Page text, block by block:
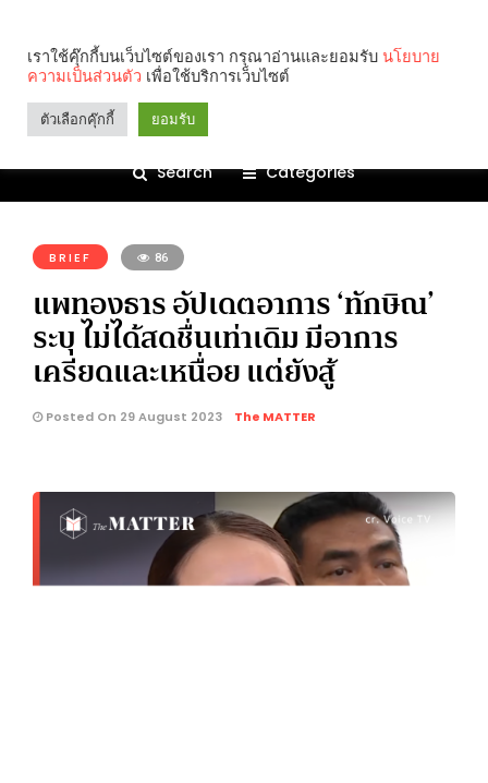
Search Categories
BRIEF 86
แพทองธาร อัปเดตอาการ ‘ทักษิณ’
ระบุ ไม่ได้สดชื่นเท่าเดิม มีอาการ
เครียดและเหนื่อย แต่ยังสู้
Posted On 29 August 2023 The MATTER
เราใช้คุ๊กกี้บนเว็บไซต์ของเรา กรุณาอ่านและยอมรับ นโยบาย
ความเป็นส่วนตัว เพื่อใช้บริการเว็บไซต์
ตัวเลือกคุ๊กกี้ ยอมรับ